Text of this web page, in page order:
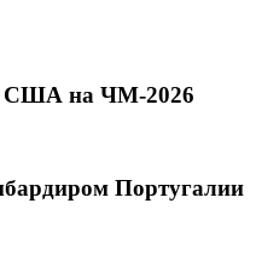
США на ЧМ-2026
Португалии